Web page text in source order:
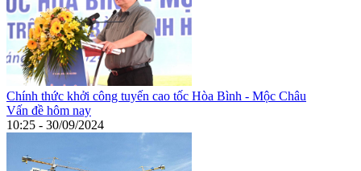
Chính thức khởi công tuyến cao tốc Hòa Bình - Mộc Châu
Vấn đề hôm nay
10:25 - 30/09/2024